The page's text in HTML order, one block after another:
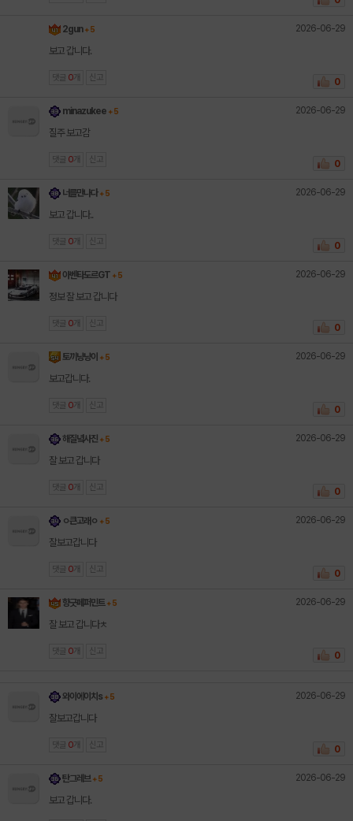
2gun + 5 2026-06-29
보고 갑니다.
댓글 0 개 신고 0
minazukee + 5 2026-06-29
질주 보고감
댓글 0 개 신고 0
너를만나다 + 5 2026-06-29
보고 갑니다..
댓글 0 개 신고 0
아벤타도르GT + 5 2026-06-29
정보 잘 보고 갑니다
댓글 0 개 신고 0
토끼냥냥이 + 5 2026-06-29
보고갑니다.
댓글 0 개 신고 0
해질녘사진 + 5 2026-06-29
잘 보고 갑니다
댓글 0 개 신고 0
ㅇ큰고래ㅇ + 5 2026-06-29
잘보고갑니다
댓글 0 개 신고 0
향긋페퍼민트 + 5 2026-06-29
잘 보고 갑니다ㅊ
댓글 0 개 신고 0
와이에이치s + 5 2026-06-29
잘보고갑니다
댓글 0 개 신고 0
탄그레브 + 5 2026-06-29
보고 갑니다.